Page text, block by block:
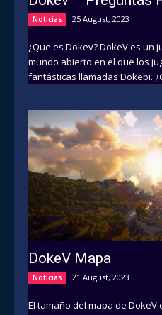
Noticias 25 August, 2023
¿Que es Dokev? DokeV es un juego de acción y aventura de
mundo abierto en el que los
DokeV Mapa
Noticias 21 August, 2023
El tamaño del mapa de